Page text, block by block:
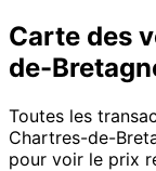
Carte des
de-
Toutes les
Chartres-de-
pour voir le prix